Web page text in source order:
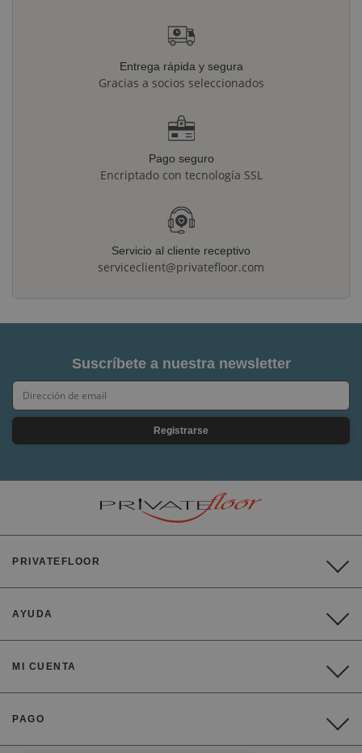
Entrega rápida y segura
Gracias a socios seleccionados
Pago seguro
Encriptado con tecnología SSL
Servicio al cliente receptivo
serviceclient@privatefloor.com
Suscríbete a nuestra newsletter
Registrarse
PRIVATEFLOOR
AYUDA
MI CUENTA
PAGO